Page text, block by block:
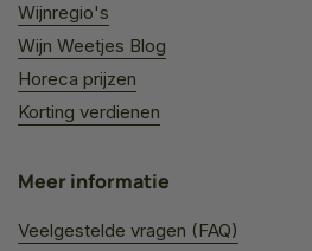
Wijnregio's
Wijn Weetjes Blog
Horeca prijzen
Korting verdienen
Meer informatie
Veelgestelde vragen (FAQ)